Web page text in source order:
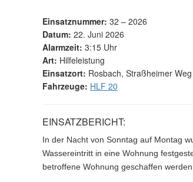
Einsatznummer: 32 – 2026
Datum: 22. Juni 2026
Alarmzeit: 3:15 Uhr
Art: Hilfeleistung
Einsatzort: Rosbach, Straßheimer Weg
Fahrzeuge: HLF 20
EINSATZBERICHT:
In der Nacht von Sonntag auf Montag
Wassereintritt in eine Wohnung
betroffene Wohnung geschaffen